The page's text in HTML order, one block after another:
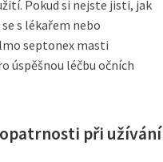
Pokud si nejste jisti, jak
s lékařem nebo
septonex masti
úspěšnou léčbu očních
při užívání